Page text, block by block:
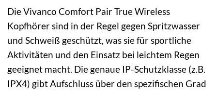
Die Vivanco Comfort Pair True Wireless
Kopfhörer sind in der Regel gegen Spritzwasser
und Schweiß geschützt, was sie für sportliche
Aktivitäten und den Einsatz bei leichtem Regen
geeignet macht. Die genaue IP-Schutzklasse (z.B.
IPX4) gibt Aufschluss über den spezifischen Grad